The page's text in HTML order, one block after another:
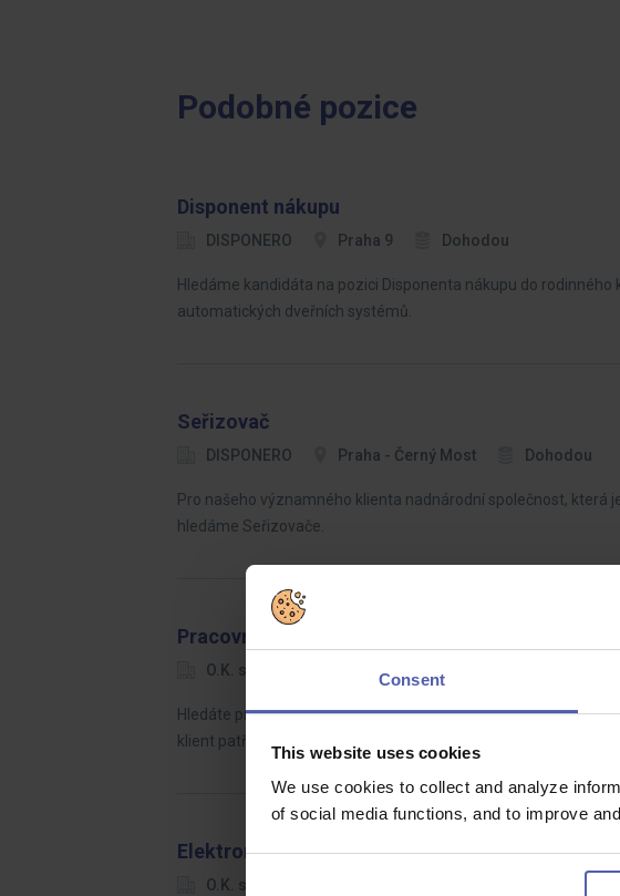
Consent
This website uses cookies
We use cookies to collect and analyze
of social media functions, and to improve
Podobné pozice
Disponent nákupu
DISPONERO Praha 9 Dohodou
Hledáme kandidáta na pozici Disponenta nákupu do
automatických dveřních systémů.
Seřizovač
DISPONERO Praha - Černý Most Dohodou
Pro našeho významného klienta nadnárodní společnost,
hledáme Seřizovače.
Pracovník údržby - mechanik
O.K. solution Jihlava
Hledáte práci, kde využijete technické myšlení, manuální
klient patří mezi významné zaměstnavatele v regionu a působí…
Elektromontér | montážní projekty ČR
O.K. solution